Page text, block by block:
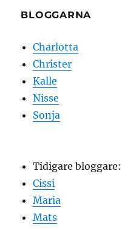
BLOGGARNA
Charlotta
Christer
Kalle
Nisse
Sonja
Tidigare bloggare:
Cissi
Maria
Mats